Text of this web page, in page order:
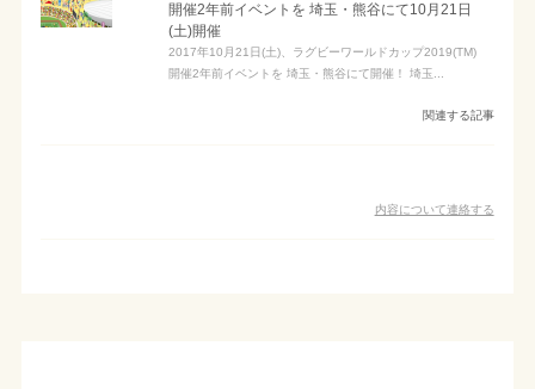
開催2年前イベントを 埼玉・熊谷にて10月21日
(土)開催
2017年10月21日(土)、ラグビーワールドカップ2019(TM)
開催2年前イベントを 埼玉・熊谷にて開催！ 埼玉...
関連する記事
内容について連絡する